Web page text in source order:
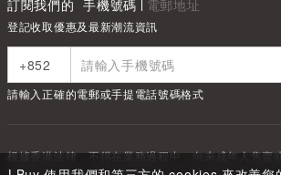
訂閱我們的 手機號碼 電郵地址
登記收取優惠及最新潮流資訊
請輸入正確的電郵或手提電話號碼格式
根據香港法律，不得在業務過程中，向未成年人售賣
Under the law of Hong Kong, intoxicating liquor